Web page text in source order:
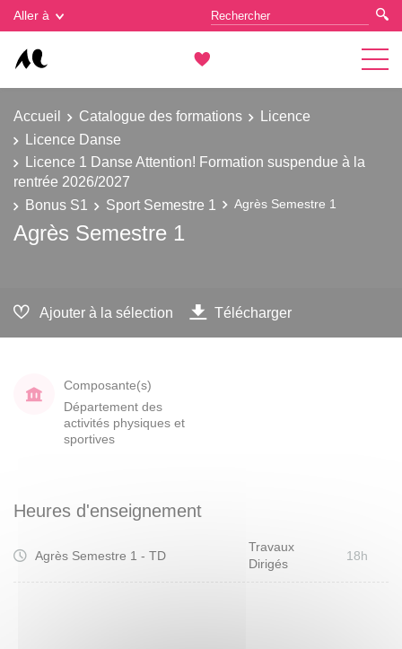
Aller à
Accueil Catalogue des formations
Licence
Licence Danse
Licence 1 Danse Attention! Formation suspendue à la
rentrée 2026/2027
Bonus S1
Sport Semestre 1 Agrès Semestre 1
Agrès Semestre 1
Ajouter à la sélection Télécharger
Composante(s)
Département des
activités physiques et
sportives
Heures d'enseignement
Agrès Semestre 1 - TD
Travaux
Dirigés
18h
Gestion des cookies